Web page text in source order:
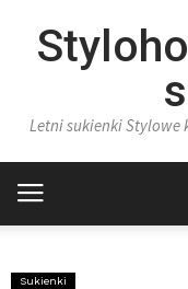
Letni sukienki Stylowe
Sukienki